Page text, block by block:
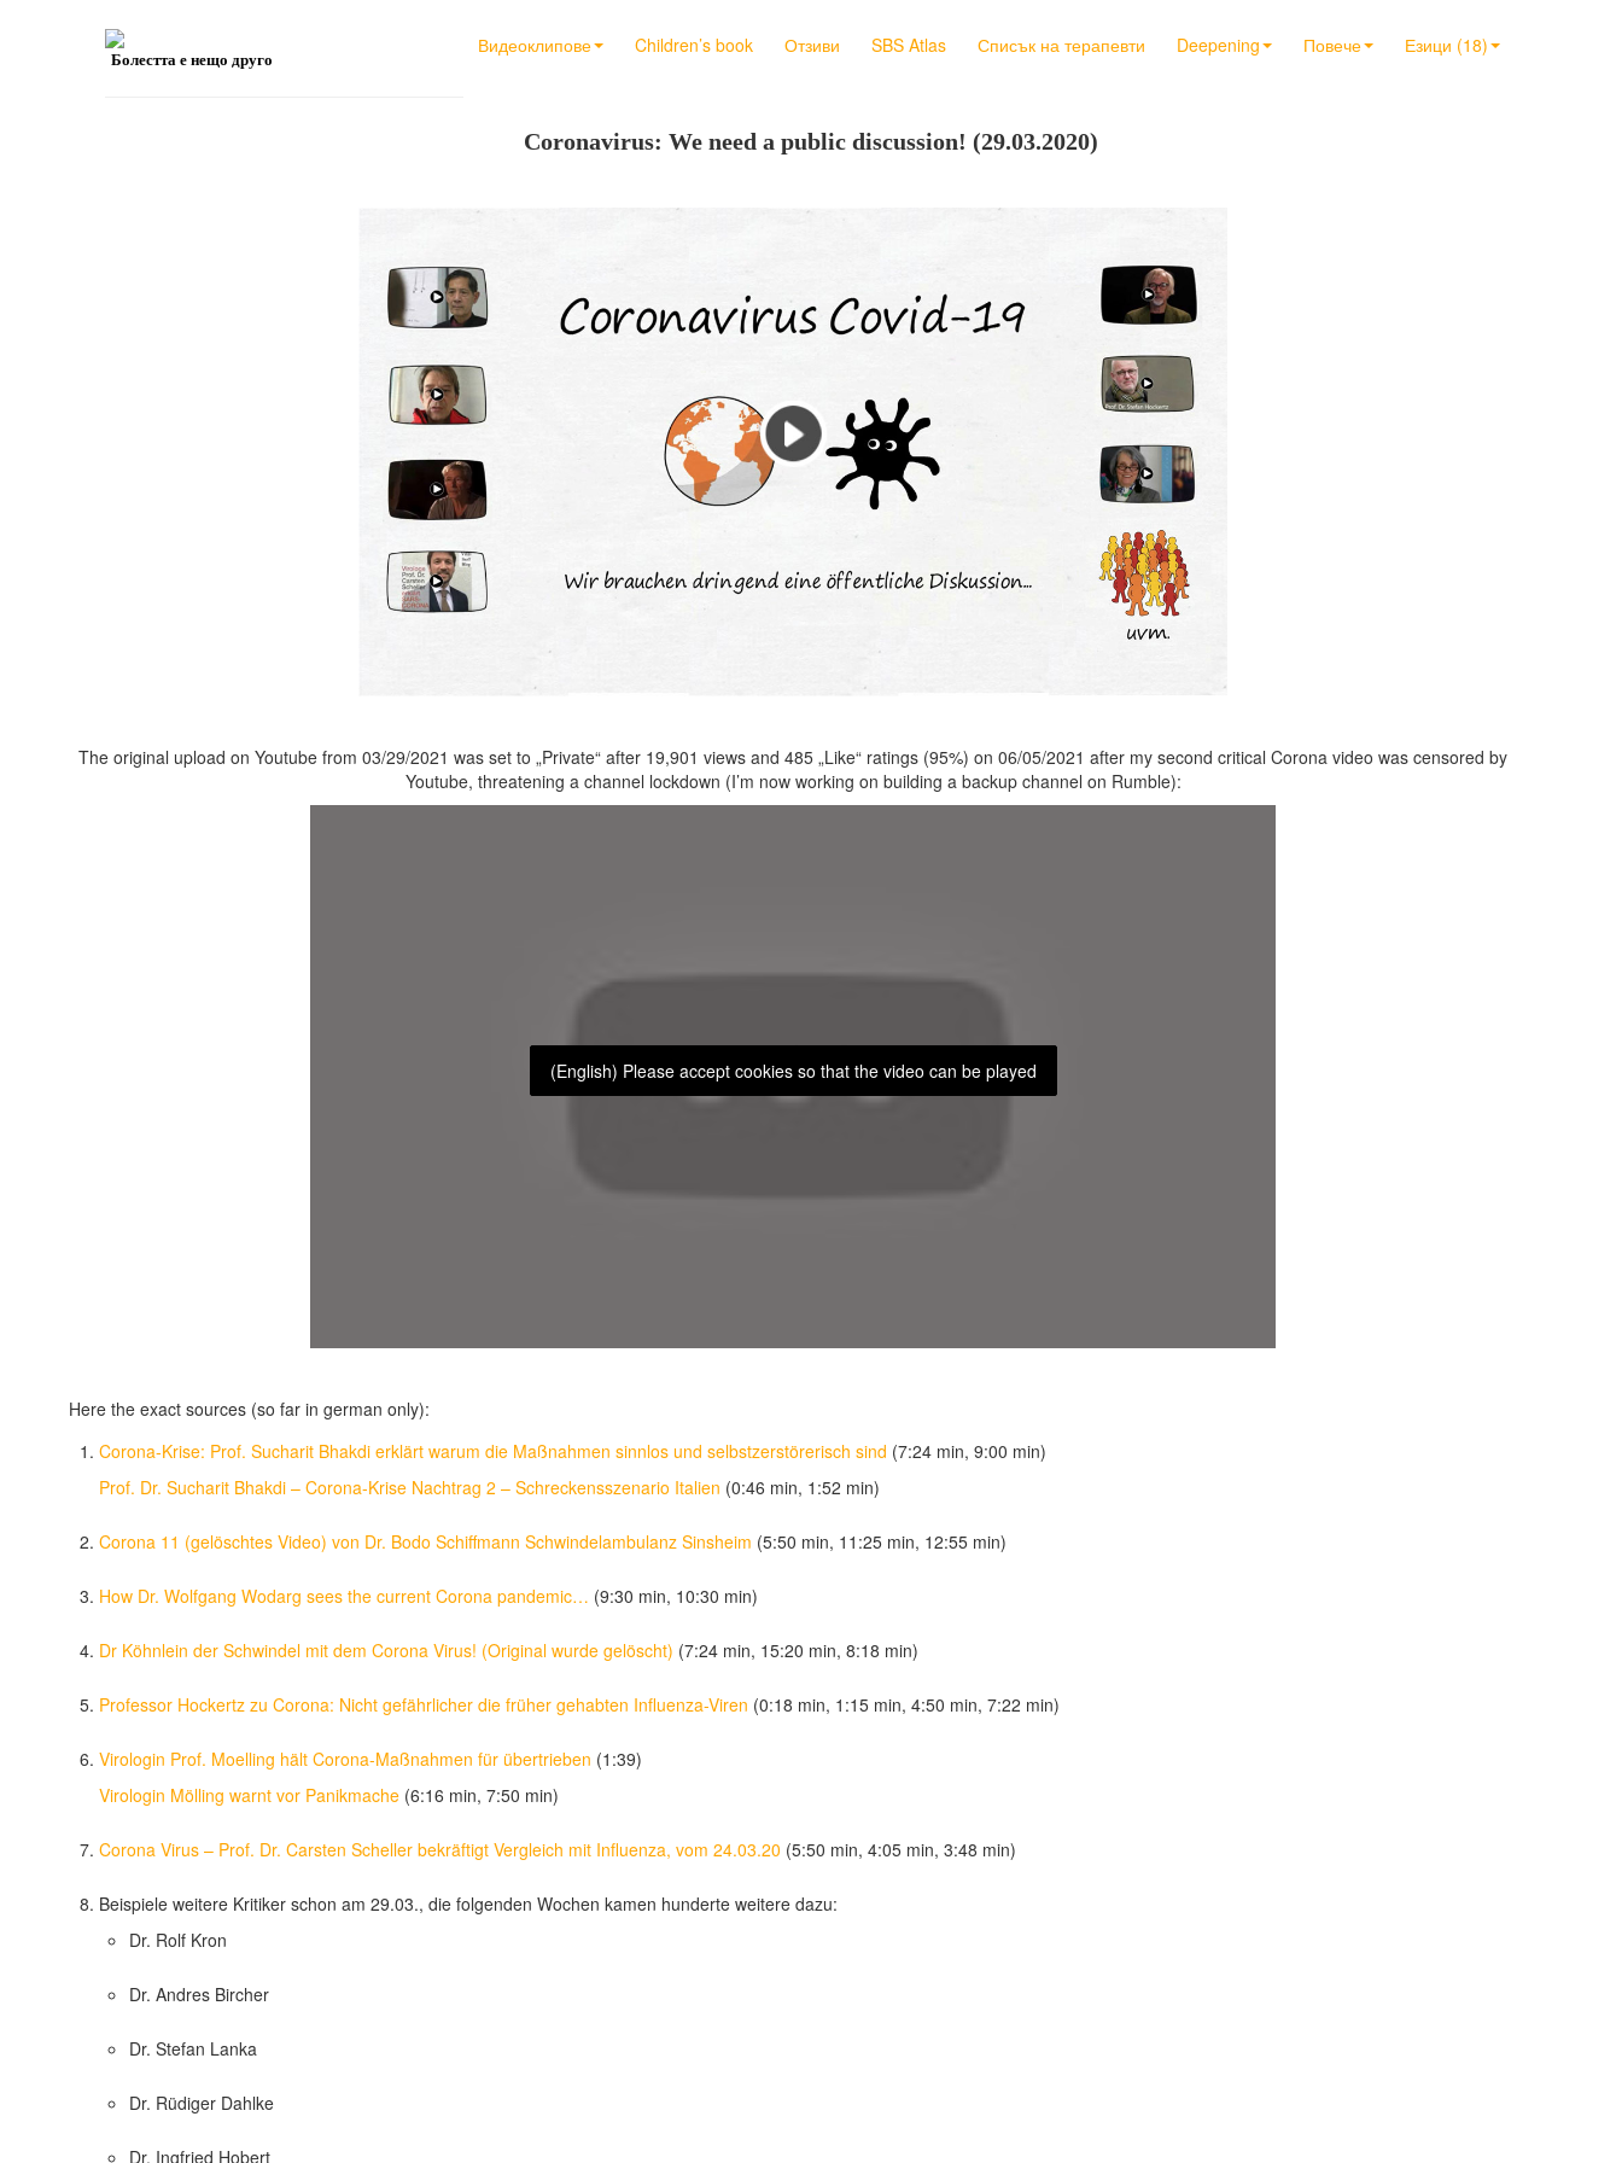
Видеоклипове Children’s book Отзиви SBS Atlas Списък на терапевти Deepening Повече Езици (18)
Болестта е нещо друго
Coronavirus: We need a public discussion! (29.03.2020)
The original upload on Youtube from 03/29/2021 was set to „Private“ after 19,901 views and 485 „Like“ ratings (95%) on 06/05/2021 after my second critical Corona video was censored by
Youtube, threatening a channel lockdown (I’m now working on building a backup channel on Rumble):
(English) Please accept cookies so that the video can be played
Here the exact sources (so far in german only):
Corona-Krise: Prof. Sucharit Bhakdi erklärt warum die Maßnahmen sinnlos und selbstzerstörerisch sind (7:24 min, 9:00 min)
Prof. Dr. Sucharit Bhakdi – Corona-Krise Nachtrag 2 – Schreckensszenario Italien (0:46 min, 1:52 min)
Corona 11 (gelöschtes Video) von Dr. Bodo Schiffmann Schwindelambulanz Sinsheim (5:50 min, 11:25 min, 12:55 min)
How Dr. Wolfgang Wodarg sees the current Corona pandemic… (9:30 min, 10:30 min)
Dr Köhnlein der Schwindel mit dem Corona Virus! (Original wurde gelöscht) (7:24 min, 15:20 min, 8:18 min)
Professor Hockertz zu Corona: Nicht gefährlicher die früher gehabten Influenza-Viren (0:18 min, 1:15 min, 4:50 min, 7:22 min)
Virologin Prof. Moelling hält Corona-Maßnahmen für übertrieben (1:39)
Virologin Mölling warnt vor Panikmache (6:16 min, 7:50 min)
Corona Virus – Prof. Dr. Carsten Scheller bekräftigt Vergleich mit Influenza, vom 24.03.20 (5:50 min, 4:05 min, 3:48 min)
Beispiele weitere Kritiker schon am 29.03., die folgenden Wochen kamen hunderte weitere dazu:
Dr. Rolf Kron
Dr. Andres Bircher
Dr. Stefan Lanka
Dr. Rüdiger Dahlke
Dr. Ingfried Hobert